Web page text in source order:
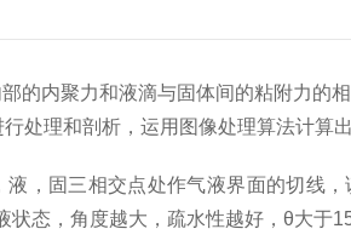
的内聚力和液滴与固体间的粘附力
处理和剖析，运用图像处理算法计算
固三相交点处作气液界面的切线
状态，角度越大，疏水性越好，θ大于